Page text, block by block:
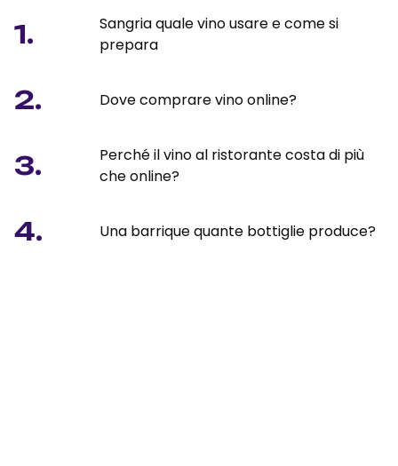
1.
Sangria quale vino usare e come si
prepara
2. Dove comprare vino online?
3.
Perché il vino al ristorante costa di più
che online?
4. Una barrique quante bottiglie produce?